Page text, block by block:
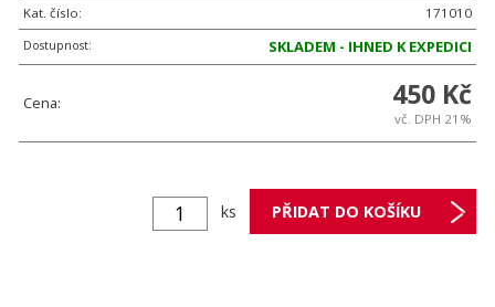
Kat. číslo:
171010
Dostupnost:
SKLADEM - IHNED K EXPEDICI
Cena: 450 Kč
vč. DPH 21%
ks